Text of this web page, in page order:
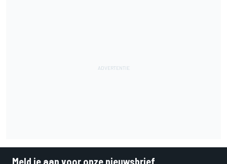
Meld je aan voor onze nieuwsbrief